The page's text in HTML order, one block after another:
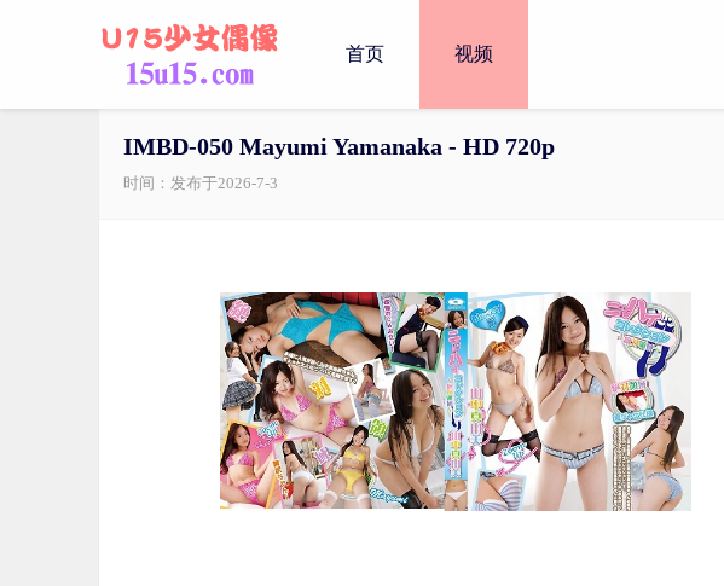
首页 视频
IMBD-050 Mayumi Yamanaka - HD 720p
时间：发布于2026-7-3